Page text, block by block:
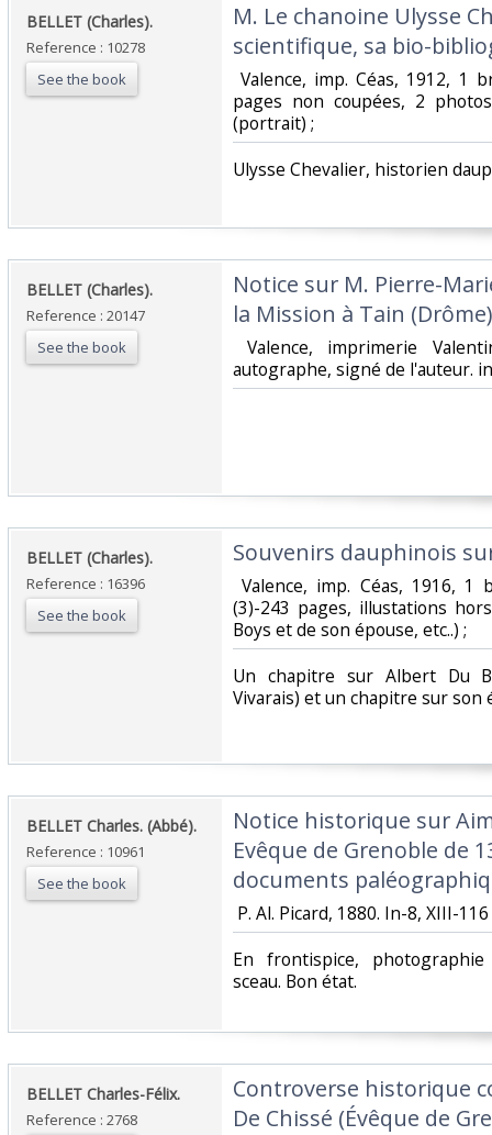
‎BELLET (Charles).‎
Reference : 10278
See the book
‎M. Le chanoine Ulysse
scientifique, sa bio-
Valence, imp. Céas, 1912, 1
pages non coupées, 2
(portrait) ; ‎
‎Ulysse Chevalier, historien
‎BELLET (Charles).‎
Reference : 20147
See the book
‎Notice sur M. Pierre-
la Mission à Tain
Valence, imprimerie
autographe, signé de l'auteur.
‎BELLET (Charles).‎
Reference : 16396
See the book
‎Souvenirs dauphinois
Valence, imp. Céas, 1916,
(3)-243 pages, illustations
Boys et de son épouse, etc..) ; ‎
‎Un chapitre sur Albert Du
Vivarais) et un chapitre sur son
‎BELLET Charles. (Abbé).‎
Reference : 10961
See the book
‎Notice historique sur
Evêque de Grenoble de
documents
P. Al. Picard, 1880. In-8, XIII-
‎En frontispice,
sceau. Bon état.‎
‎BELLET Charles-Félix.‎
Reference : 2768
‎Controverse historique
De Chissé (Évêque de